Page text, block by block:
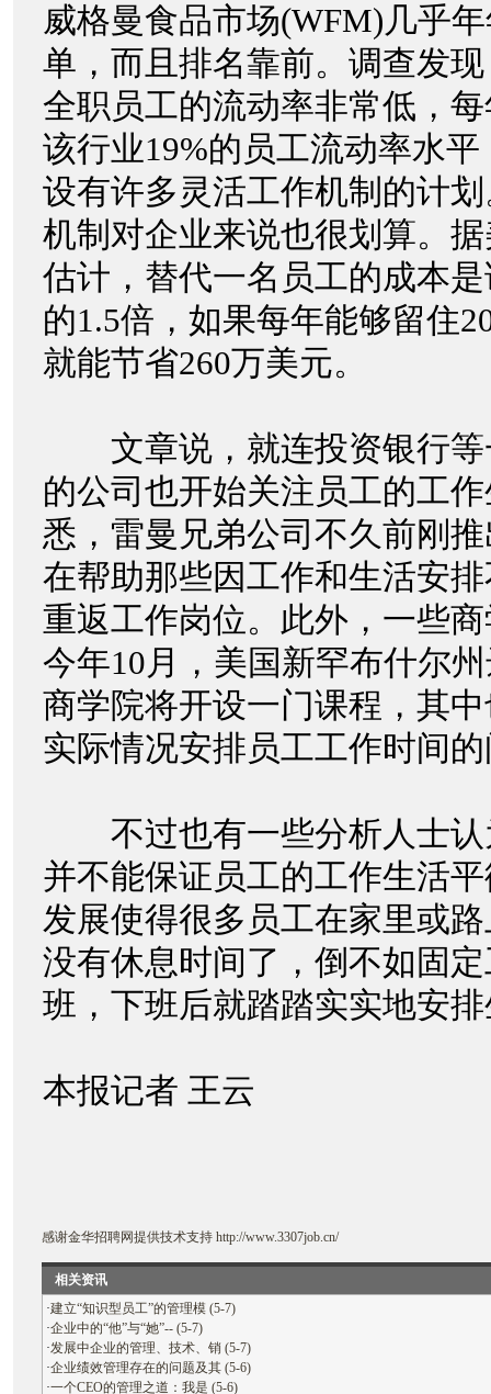
威格曼食品市场(WFM)几乎
单，而且排名靠前。调查发
全职员工的流动率非常低，
该行业19%的员工流动率水
设有许多灵活工作机制的计
机制对企业来说也很划算。
估计，替代一名员工的成本
的1.5倍，如果每年能够留住
就能节省260万美元。
文章说，就连投资银行等
的公司也开始关注员工的工
悉，雷曼兄弟公司不久前刚
在帮助那些因工作和生活安
重返工作岗位。此外，一些
今年10月，美国新罕布什尔
商学院将开设一门课程，其
实际情况安排员工工作时间
不过也有一些分析人士认
并不能保证员工的工作生活
发展使得很多员工在家里或
没有休息时间了，倒不如固
班，下班后就踏踏实实地安
本报记者 王云
感谢金华招聘网提供技术支持 http://www.3307job.cn/
相关资讯
·建立“知识型员工”的管理模 (5-7)
·企业中的“他”与“她”-- (5-7)
·发展中企业的管理、技术、销 (5-7)
·企业绩效管理存在的问题及其 (5-6)
·一个CEO的管理之道：我是 (5-6)